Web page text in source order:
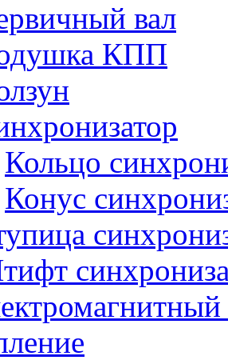
вал
КПП
Кольцо
Конус